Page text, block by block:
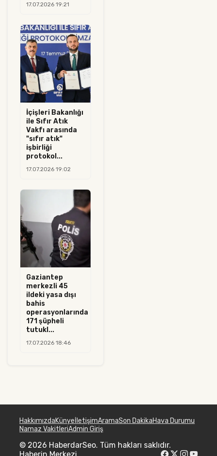
17.07.2026 19:21
İçişleri Bakanlığı
ile Sıfır Atık
Vakfı arasında
"sıfır atık"
işbirliği
protokol...
17.07.2026 19:02
Gaziantep
merkezli 45
ildeki yasa dışı
bahis
operasyonlarında
171 şüpheli
tutukl...
17.07.2026 18:46
HakkımızdaKünyeİletişimAramaSon DakikaHava Durumu
Namaz VakitleriAdmin Giriş
© 2026 HaberdarSeo. Tüm hakları saklıdır.